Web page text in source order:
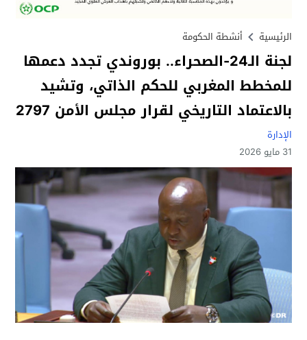
الرئيسية أنشطة الحكومة
لجنة الـ24-الصحراء.. بوروندي تجدد دعمها
للمخطط المغربي للحكم الذاتي، وتشيد
بالاعتماد التاريخي لقرار مجلس الأمن 2797
الإدارة
31 مايو 2026